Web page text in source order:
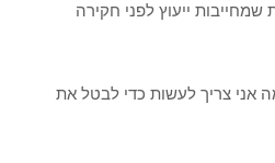
ייעוץ לפני חקירה
אני צריך לעשות כדי לבטל את